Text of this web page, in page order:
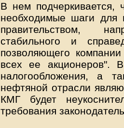
В нем подчеркивается,
необходимые шаги для
правительством,
стабильного и
позволяющего
всех ее акционеров".
налогообложения, а
нефтяной отрасли
КМГ будет
требования